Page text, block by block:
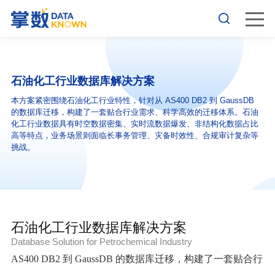
石油化工行业数据库解决方案
本方案紧密围绕石油化工行业特性，针对从 AS400 DB2 到 GaussDB
的数据库迁移，构建了一套贴合行业需求、科学高效的迁移体系。石油
化工行业数据具有时空数据密集、实时流数据爆发、非结构化数据占比
高等特点，业务场景则面临长事务管理、灾备时效性、合规审计复杂等
挑战。
石油化工行业数据库解决方案
Database Solution for Petrochemical Industry
AS400 DB2 到 GaussDB 的数据库迁移，构建了一套贴合行